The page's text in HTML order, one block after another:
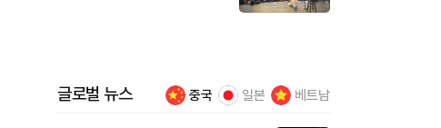
글로벌 뉴스 중국 일본 베트남